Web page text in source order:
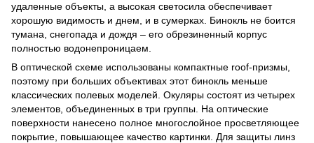
удаленные объекты, а высокая светосила обеспечивает
хорошую видимость и днем, и в сумерках. Бинокль не боится
тумана, снегопада и дождя – его обрезиненный корпус
полностью водонепроницаем.
В оптической схеме использованы компактные roof-призмы,
поэтому при больших объективах этот бинокль меньше
классических полевых моделей. Окуляры состоят из четырех
элементов, объединенных в три группы. На оптические
поверхности нанесено полное многослойное просветляющее
покрытие, повышающее качество картинки. Для защиты линз